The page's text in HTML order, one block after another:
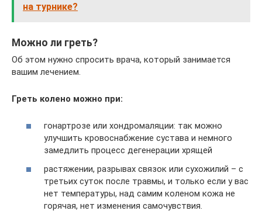
на турнике?
Можно ли греть?
Об этом нужно спросить врача, который занимается
вашим лечением.
Греть колено можно при:
гонартрозе или хондромаляции: так можно
улучшить кровоснабжение сустава и немного
замедлить процесс дегенерации хрящей
растяжении, разрывах связок или сухожилий – с
третьих суток после травмы, и только если у вас
нет температуры, над самим коленом кожа не
горячая, нет изменения самочувствия.